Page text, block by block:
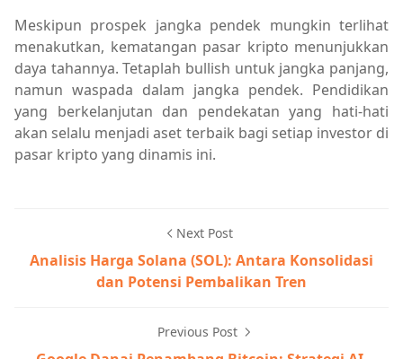
Meskipun prospek jangka pendek mungkin terlihat
menakutkan, kematangan pasar kripto menunjukkan
daya tahannya. Tetaplah bullish untuk jangka panjang,
namun waspada dalam jangka pendek. Pendidikan
yang berkelanjutan dan pendekatan yang hati-hati
akan selalu menjadi aset terbaik bagi setiap investor di
pasar kripto yang dinamis ini.
Next Post
Analisis Harga Solana (SOL): Antara Konsolidasi
dan Potensi Pembalikan Tren
Previous Post